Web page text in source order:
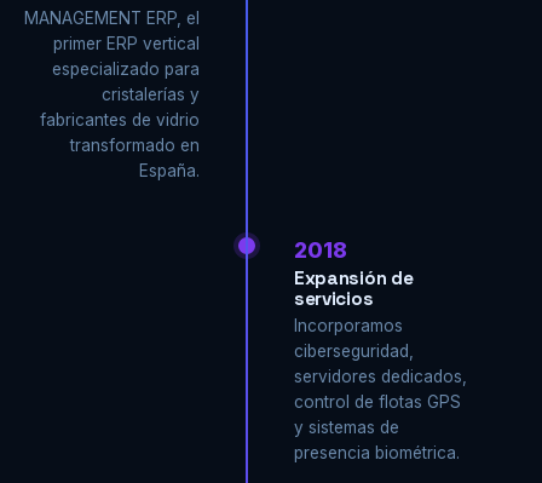
MANAGEMENT ERP, el
primer ERP vertical
especializado para
cristalerías y
fabricantes de vidrio
transformado en
España.
2018
Expansión de
servicios
Incorporamos
ciberseguridad,
servidores dedicados,
control de flotas GPS
y sistemas de
presencia biométrica.